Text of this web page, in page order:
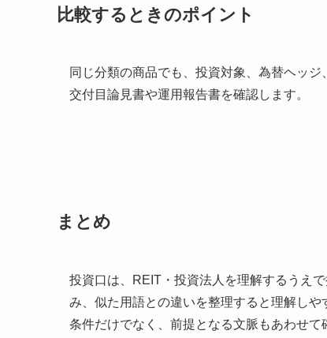
比較するときのポイント
同じ分類の商品でも、投資対象、為替ヘッ
交付目論見書や運用報告書を確認します。
まとめ
投資口は、REIT・投資法人を理解するうえ
み、似た用語との違いを整理すると理解し
条件だけでなく、前提となる文脈もあわせ